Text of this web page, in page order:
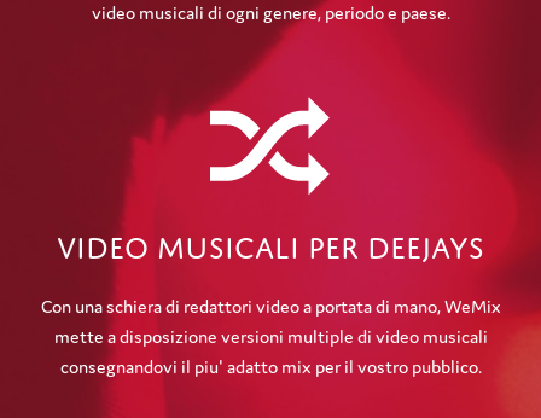
video musicali di ogni genere, periodo e paese.
Video Musicali Per Deejays
Con una schiera di redattori video a portata di mano, WeMix
mette a disposizione versioni multiple di video musicali
consegnandovi il piu' adatto mix per il vostro pubblico.